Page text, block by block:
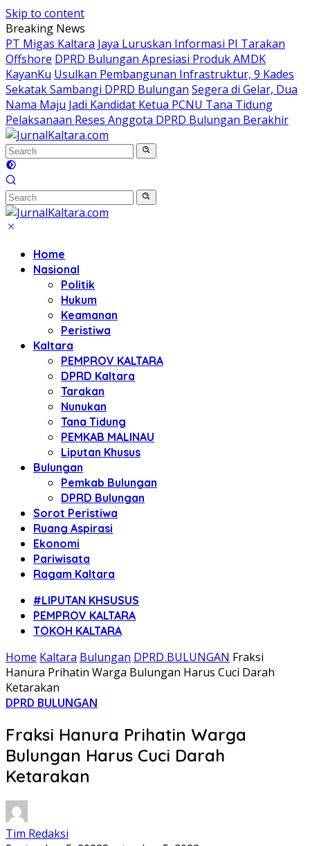
Skip to content
Breaking News
PT Migas Kaltara Jaya Luruskan Informasi PI Tarakan
Offshore DPRD Bulungan Apresiasi Produk AMDK
KayanKu Usulkan Pembangunan Infrastruktur, 9 Kades
Sekatak Sambangi DPRD Bulungan Segera di Gelar, Dua
Nama Maju Jadi Kandidat Ketua PCNU Tana Tidung
Pelaksanaan Reses Anggota DPRD Bulungan Berakhir
Home
Nasional
Politik
Hukum
Keamanan
Peristiwa
Kaltara
PEMPROV KALTARA
DPRD Kaltara
Tarakan
Nunukan
Tana Tidung
PEMKAB MALINAU
Liputan Khusus
Bulungan
Pemkab Bulungan
DPRD Bulungan
Sorot Peristiwa
Ruang Aspirasi
Ekonomi
Pariwisata
Ragam Kaltara
#LIPUTAN KHSUSUS
PEMPROV KALTARA
TOKOH KALTARA
Home Kaltara Bulungan DPRD BULUNGAN Fraksi
Hanura Prihatin Warga Bulungan Harus Cuci Darah
Ketarakan
DPRD BULUNGAN
Fraksi Hanura Prihatin Warga
Bulungan Harus Cuci Darah
Ketarakan
Tim Redaksi